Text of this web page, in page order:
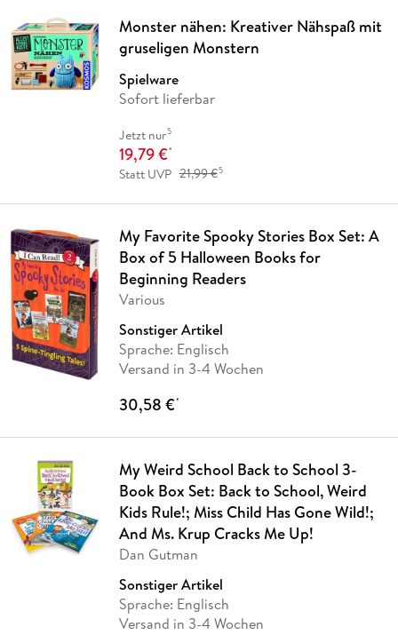
Monster nähen: Kreativer Nähspaß mit
gruseligen Monstern
Spielware
Sofort lieferbar
Jetzt nur5
19,79 €*
Statt UVP 21,99 €5
My Favorite Spooky Stories Box Set: A
Box of 5 Halloween Books for
Beginning Readers
Various
Sonstiger Artikel
Sprache: Englisch
Versand in 3-4 Wochen
30,58 €*
My Weird School Back to School 3-
Book Box Set: Back to School, Weird
Kids Rule!; Miss Child Has Gone Wild!;
And Ms. Krup Cracks Me Up!
Dan Gutman
Sonstiger Artikel
Sprache: Englisch
Versand in 3-4 Wochen